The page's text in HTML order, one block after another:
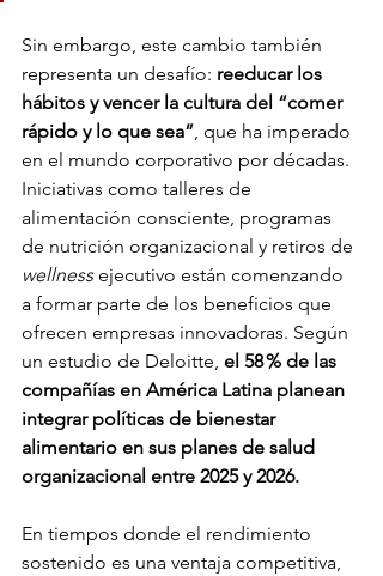
Sin embargo, este cambio también
representa un desafío: reeducar los
hábitos y vencer la cultura del “comer
rápido y lo que sea”, que ha imperado
en el mundo corporativo por décadas.
Iniciativas como talleres de
alimentación consciente, programas
de nutrición organizacional y retiros de
wellness ejecutivo están comenzando
a formar parte de los beneficios que
ofrecen empresas innovadoras. Según
un estudio de Deloitte, el 58 % de las
compañías en América Latina planean
integrar políticas de bienestar
alimentario en sus planes de salud
organizacional entre 2025 y 2026.
En tiempos donde el rendimiento
sostenido es una ventaja competitiva,